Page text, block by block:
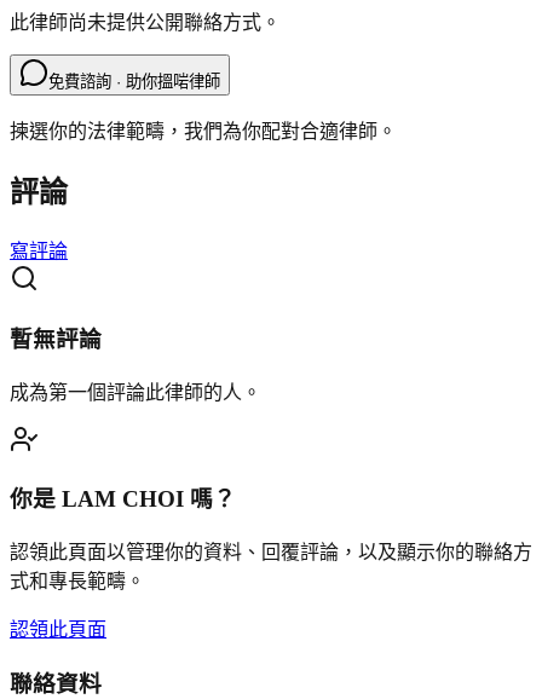
此律師尚未提供公開聯絡方式。
免費諮詢 · 助你搵啱律師
揀選你的法律範疇，我們為你配對合適律師。
評論
寫評論
暫無評論
成為第一個評論此律師的人。
你是 LAM CHOI 嗎？
認領此頁面以管理你的資料、回覆評論，以及顯示你的聯絡方
式和專長範疇。
認領此頁面
聯絡資料